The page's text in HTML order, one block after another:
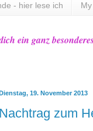
- hier lese ich
ein ganz
19. November 2013
Nachtrag zum